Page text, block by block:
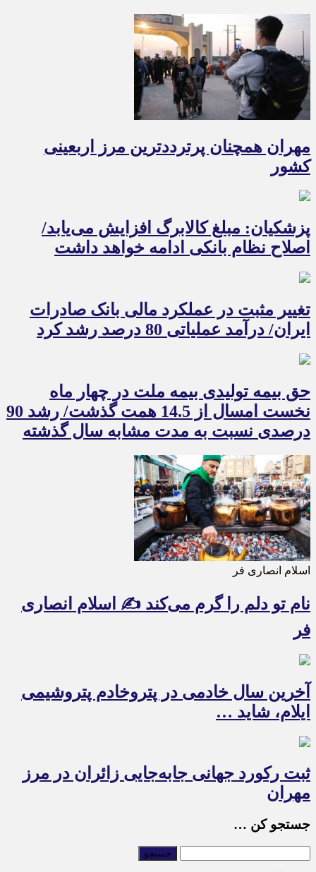
مهران همچنان پرترددترین مرز اربعینی
کشور
پزشکیان: مبلغ کالابرگ افزایش می‌یابد/
اصلاح نظام بانکی ادامه خواهد داشت
تغییر مثبت در عملکرد مالی بانک صادرات
ایران/ درآمد عملیاتی 80 درصد رشد کرد
حق بیمه تولیدی بیمه ملت در چهار ماه
نخست امسال از 14.5 همت گذشت/ رشد 90
درصدی نسبت به مدت مشابه سال گذشته
اسلام انصاری فر
نام تو دلم را گرم می‌کند ✍️ اسلام انصاری
فر
آخرین سال خادمی در پتروخادم پتروشیمی
ایلام، شاید …
ثبت رکورد جهانی جابه‌جایی زائران در مرز
مهران
جستجو کن …